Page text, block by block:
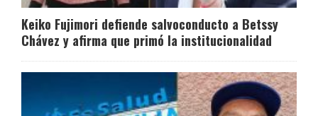
Keiko Fujimori defiende salvoconducto a Betssy
Chávez y afirma que primó la institucionalidad